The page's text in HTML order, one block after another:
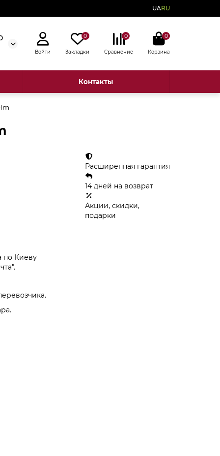
UARU
Войти
0
Закладки
0
Сравнение
0
Корзина
Контакты
по Киеву
Расширенная гарантия
14 дней на возврат
Акции, скидки,
подарки